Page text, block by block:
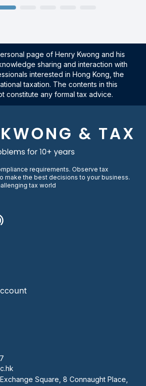
page of Henry Kwong and his
sharing and interaction with
interested in Hong Kong, the
taxation. The contents in this
constitute any formal tax advice.
requirements. Observe tax
make the best decisions to your business.
tax world
Square, 8 Connaught Place,